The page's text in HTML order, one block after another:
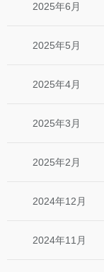
2025年6月
2025年5月
2025年4月
2025年3月
2025年2月
2024年12月
2024年11月